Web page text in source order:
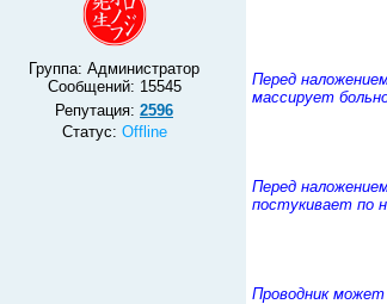
Группа: Администратор
Сообщений: 15545
Репутация: 2596
Статус: Offline
Перед
массирует
Перед
постукивает по
Проводник может